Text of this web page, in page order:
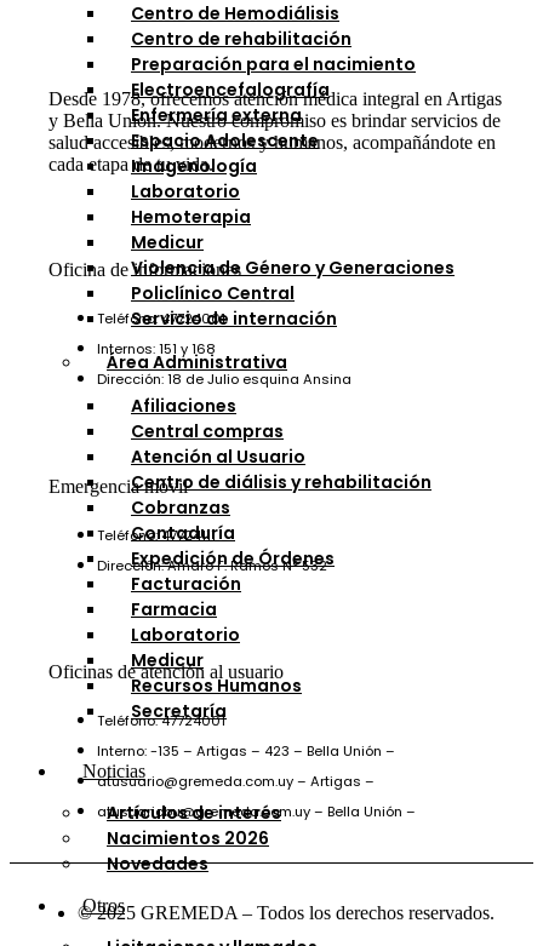
Centro de Hemodiálisis
Centro de rehabilitación
Preparación para el nacimiento
Electroencefalografía
Enfermería externa
Espacio Adolescente
Imagenología
Laboratorio
Hemoterapia
Medicur
Violencia de Género y Generaciones
Policlínico Central
Servicio de internación
Área Administrativa
Afiliaciones
Central compras
Atención al Usuario
Centro de diálisis y rehabilitación
Cobranzas
Contaduría
Expedición de Órdenes
Facturación
Farmacia
Laboratorio
Medicur
Recursos Humanos
Secretaría
Noticias
Artículos de interés
Nacimientos 2026
Novedades
Otros
Desde 1978, ofrecemos atención médica integral en Artigas
y Bella Unión. Nuestro compromiso es brindar servicios de
salud accesibles, modernos y humanos, acompañándote en
cada etapa de tu vida.
Oficina de informaciones
Teléfono: 47724001
Internos: 151 y 168
Dirección: 18 de Julio esquina Ansina
Emergencia móvil
Teléfono: 47724111
Dirección: Amaro F. Ramos N° 532
Oficinas de atención al usuario
Teléfono: 47724001
Interno: -135 – Artigas – 423 – Bella Unión –
atusuario@gremeda.com.uy – Artigas –
atusuariobu@gremeda.com.uy – Bella Unión –
© 2025 GREMEDA – Todos los derechos reservados.